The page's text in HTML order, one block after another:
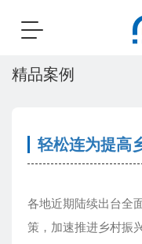
Toggle
精品案例
轻松连为提高
各地近期陆续出台全
策，加速推进乡村振